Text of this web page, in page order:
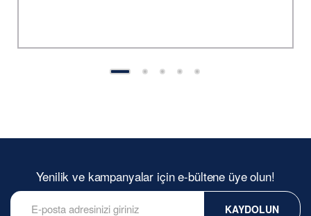
Yenilik ve kampanyalar için e-bültene üye olun!
KAYDOLUN